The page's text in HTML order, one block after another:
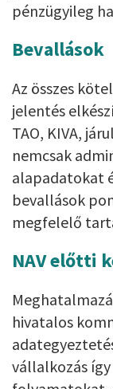
pénzügyileg
Bevallások
Az összes
jelentés
TAO, KIVA,
nemcsak
alapadatokat
bevallások
megfelelő
NAV előtti
hivatalos
vállalkozás